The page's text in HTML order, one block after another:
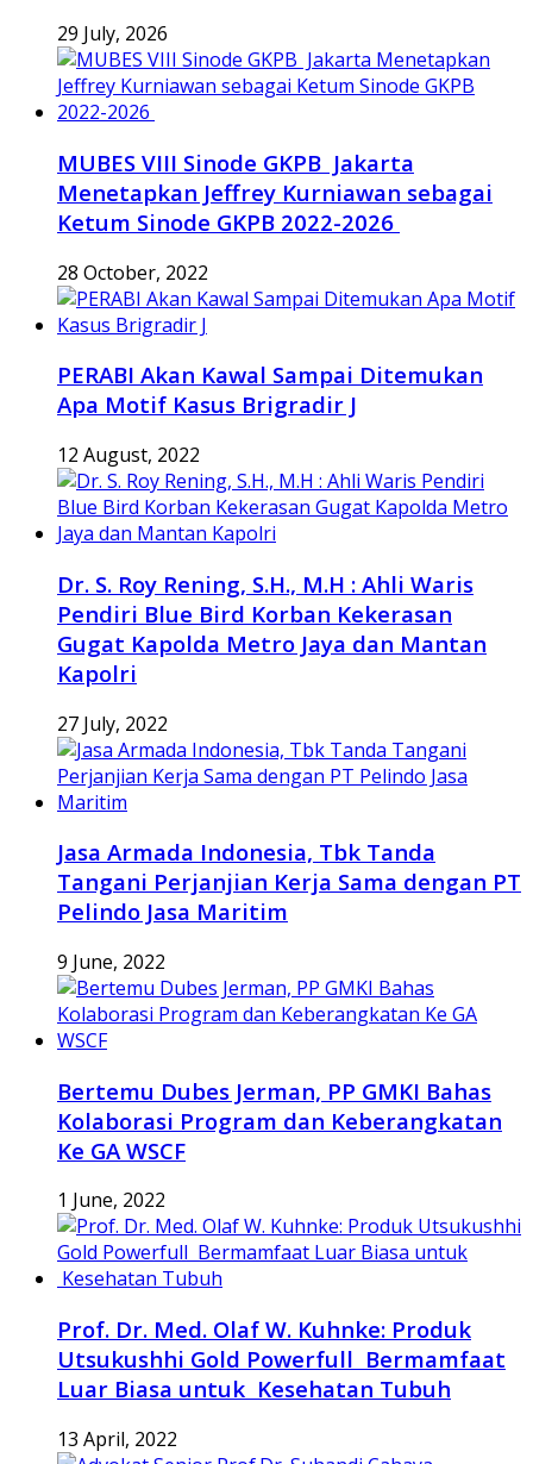
29 July, 2026
MUBES VIII Sinode GKPB Jakarta
Menetapkan Jeffrey Kurniawan sebagai
Ketum Sinode GKPB 2022-2026
28 October, 2022
PERABI Akan Kawal Sampai Ditemukan
Apa Motif Kasus Brigradir J
12 August, 2022
Dr. S. Roy Rening, S.H., M.H : Ahli Waris
Pendiri Blue Bird Korban Kekerasan
Gugat Kapolda Metro Jaya dan Mantan
Kapolri
27 July, 2022
Jasa Armada Indonesia, Tbk Tanda
Tangani Perjanjian Kerja Sama dengan PT
Pelindo Jasa Maritim
9 June, 2022
Bertemu Dubes Jerman, PP GMKI Bahas
Kolaborasi Program dan Keberangkatan
Ke GA WSCF
1 June, 2022
Prof. Dr. Med. Olaf W. Kuhnke: Produk
Utsukushhi Gold Powerfull Bermamfaat
Luar Biasa untuk Kesehatan Tubuh
13 April, 2022